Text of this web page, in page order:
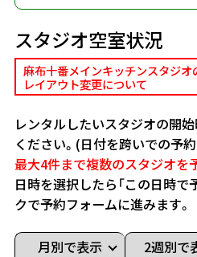
スタジオ空室状況
麻布十番メインキッチンスタジオ
レイアウト変更について
レンタルしたいスタジオの開
ください。(日付を跨いでの予
最大4件まで複数のスタジオを
日時を選択したら「この日時で
クで予約フォームに進みます。
月別で表示 2週別で